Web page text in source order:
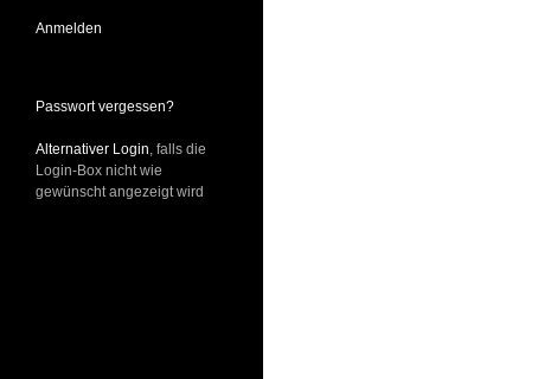
Anmelden
Passwort vergessen?
Alternativer Login , falls die
Login-Box nicht wie
gewünscht angezeigt wird